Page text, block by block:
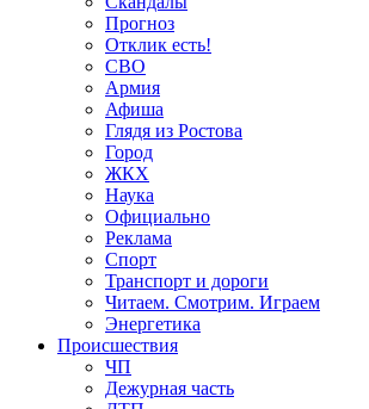
Прогноз
Отклик есть!
СВО
Армия
Афиша
Глядя из Ростова
Город
ЖКХ
Наука
Официально
Реклама
Спорт
Транспорт и дороги
Читаем. Смотрим. Играем
Энергетика
Происшествия
ЧП
Дежурная часть